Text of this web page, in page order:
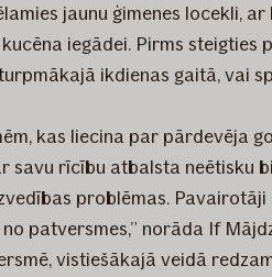
jaunu ģimenes locekli,
iegādei. Pirms
ikdienas gaitā, vai
kas liecina par pārdevēja
rīcību atbalsta neētisku
problēmas.
patversmes,” norāda If
vistiešākajā veidā